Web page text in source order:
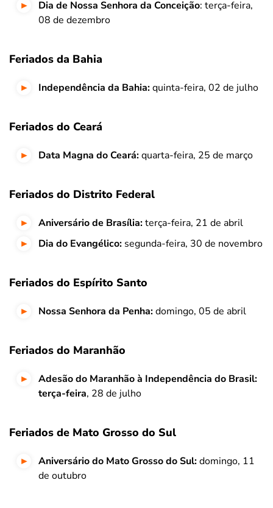
Dia de Nossa Senhora da Conceição: terça-feira,
08 de dezembro
Feriados da Bahia
Independência da Bahia:quinta-feira, 02 de julho
Feriados do Ceará
Data Magna do Ceará:quarta-feira, 25 de março
Feriados do Distrito Federal
Aniversário de Brasília:terça-feira, 21 de abril
Dia do Evangélico: segunda-feira, 30 de novembro
Feriados do Espírito Santo
Nossa Senhora da Penha:domingo, 05 de abril
Feriados do Maranhão
Adesão do Maranhão à Independência do Brasil:
terça-feira, 28 de julho
Feriados de Mato Grosso do Sul
Aniversário do Mato Grosso do Sul:domingo, 11
de outubro